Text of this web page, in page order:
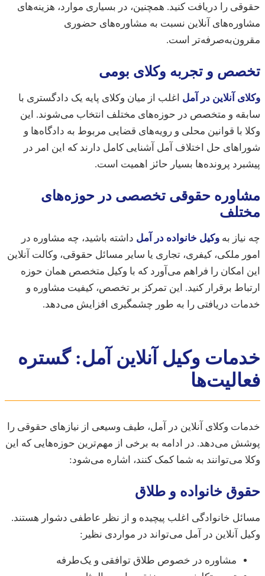
را دریافت کنید. همچنین، در بسیاری موارد، هزینه‌های
آنلاین نسبت به مشاوره‌های حضوری
است.
و تجربه وکلای بومی
آنلاین در آمل
اغلب از میان وکلای پایه یک دادگستری با
و متخصص در حوزه‌های مختلف انتخاب می‌شوند. این
با قوانین محلی و رویه‌های قضایی مربوط به دادگاه‌ها و
حل اختلاف آمل آشنایی کامل دارند که این امر در
پرونده‌ها بسیار حائز اهمیت است.
حقوقی تخصصی در حوزه‌های
بهوکیل خانواده در آمل
داشته باشید، چه مشاوره در
ملکی، کیفری، تجاری یا سایر مسائل حقوقی، وکالت آنلاین
امکان را فراهم می‌آورد که با وکیل متخصص همان حوزه
برقرار کنید. این تمرکز بر تخصص، کیفیت مشاوره و
دریافتی را به طور چشمگیری افزایش می‌دهد.
وکیل آنلاین آمل: گستره
وکلای آنلاین در آمل، طیف وسیعی از نیازهای حقوقی را
می‌دهد. در ادامه به برخی از مهم‌ترین حوزه‌هایی که این
می‌توانند به شما کمک کنند، اشاره می‌شود:
خانواده و طلاق
خانوادگی اغلب پیچیده و از نظر عاطفی دشوار هستند.
آنلاین در آمل می‌تواند در مواردی نظیر:
مشاوره در خصوص طلاق توافقی و یک‌طرفه